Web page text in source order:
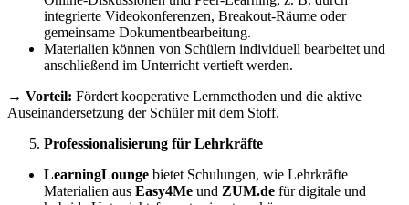
integrierte Videokonferenzen, Breakout-Räume oder
gemeinsame Dokumentbearbeitung.
Materialien können von Schülern individuell bearbeitet und
anschließend im Unterricht vertieft werden.
→ Vorteil: Fördert kooperative Lernmethoden und die aktive
Auseinandersetzung der Schüler mit dem Stoff.
Professionalisierung für Lehrkräfte
LearningLounge bietet Schulungen, wie Lehrkräfte
Materialien aus Easy4Me und ZUM.de für digitale und